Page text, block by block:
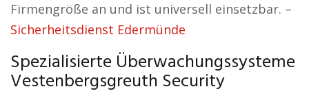
Firmengröße an und ist universell einsetzbar. –
Sicherheitsdienst Edermünde
Spezialisierte Überwachungssysteme
Vestenbergsgreuth Security